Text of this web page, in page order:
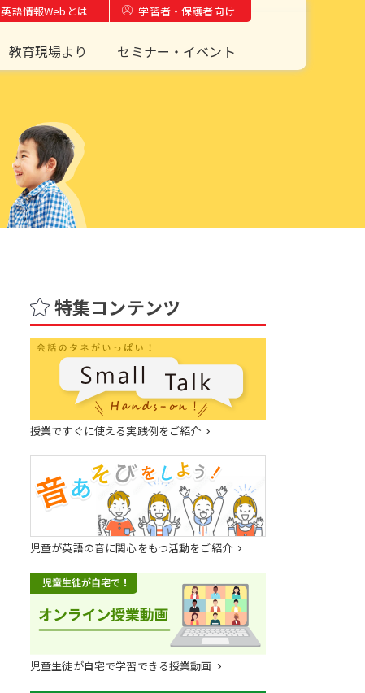
英語情報Webとは 学習者・保護者向け
教育現場より セミナー・イベント
特集コンテンツ
授業ですぐに使える実践例をご紹介
児童が英語の音に関心をもつ活動をご紹介
児童生徒が自宅で学習できる授業動画